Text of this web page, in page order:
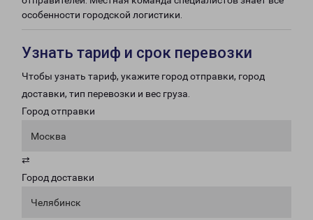
особенности городской логистики.
Узнать тариф и срок перевозки
Чтобы узнать тариф, укажите город отправки, город
доставки, тип перевозки и вес груза.
Город отправки
Москва
⇄
Город доставки
Челябинск